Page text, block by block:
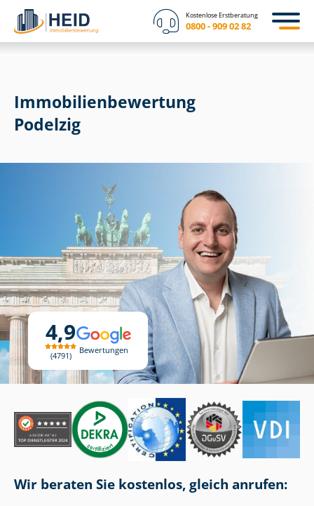
Kostenlose Erstberatung
0800 - 909 02 82
4,9
4791
Bewertungen
Immobilien­bewertung
Podelzig
Wir beraten Sie kostenlos, gleich anrufen: